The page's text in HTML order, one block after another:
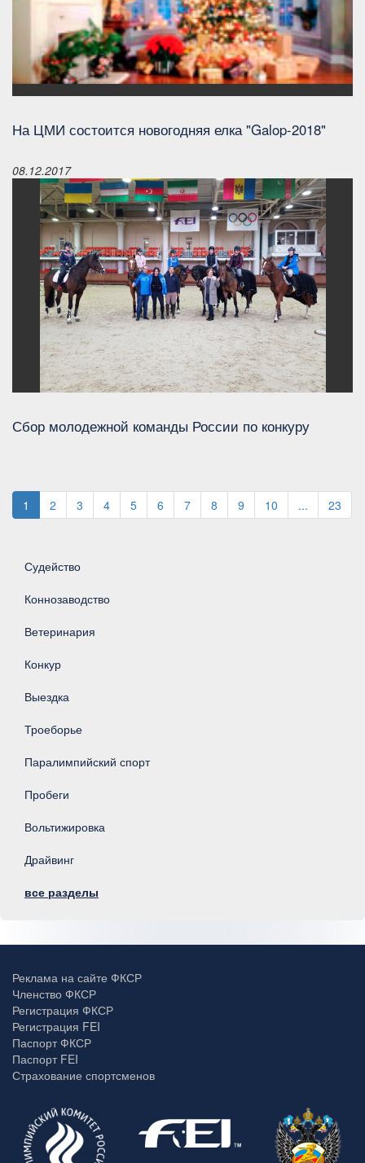
Судейство
Коннозаводство
Ветеринария
Конкур
Выездка
Троеборье
Паралимпийский спорт
Пробеги
Вольтижировка
Драйвинг
все разделы
На ЦМИ состоится новогодняя елка "Galop-2018"
08.12.2017
Сбор молодежной команды России по конкуру
1 2 3 4 5 6 7 8 9 10 ... 23
Реклама на сайте ФКСР
Членство ФКСР
Регистрация ФКСР
Регистрация FEI
Паспорт ФКСР
Паспорт FEI
Страхование спортсменов